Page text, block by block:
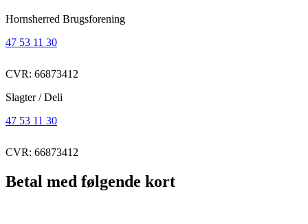
Hornsherred Brugsforening
47 53 11 30
CVR: 66873412
Slagter / Deli
47 53 11 30
CVR: 66873412
Betal med følgende kort